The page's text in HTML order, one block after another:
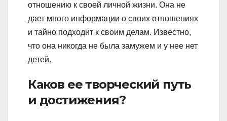
отношению к своей личной жизни. Она не
дает много информации о своих отношениях
и тайно подходит к своим делам. Известно,
что она никогда не была замужем и у нее нет
детей.
Каков ее творческий путь
и достижения?